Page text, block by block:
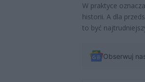
W praktyce
historii. A dla
to być
Obserwuj